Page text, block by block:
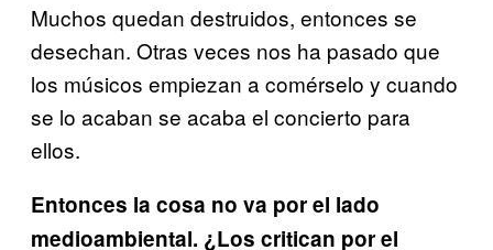
Muchos quedan destruidos, entonces se
desechan. Otras veces nos ha pasado que
los músicos empiezan a comérselo y cuando
se lo acaban se acaba el concierto para
ellos.
Entonces la cosa no va por el lado
medioambiental. ¿Los critican por el